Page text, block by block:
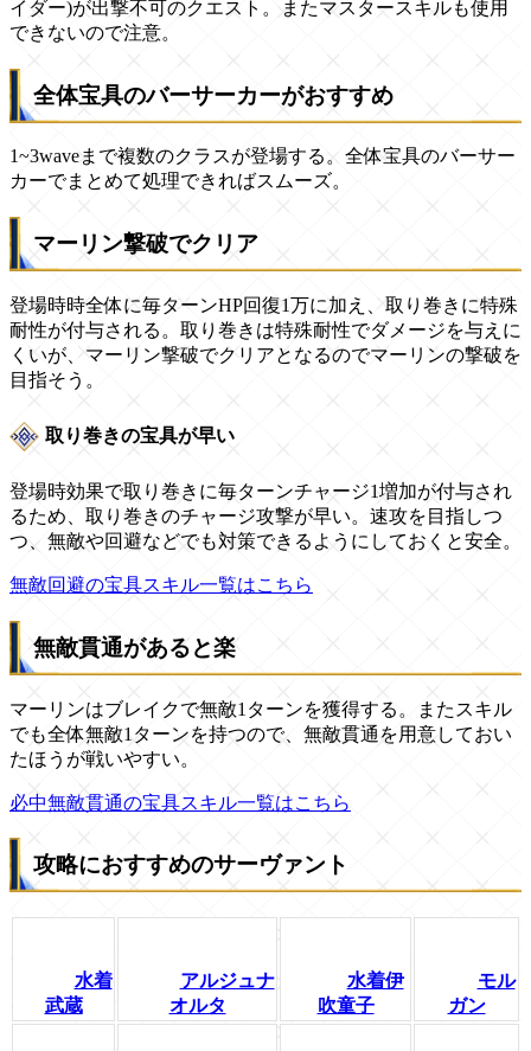
イダー)が出撃不可のクエスト。またマスタースキルも使用
できないので注意。
全体宝具のバーサーカーがおすすめ
1~3waveまで複数のクラスが登場する。全体宝具のバーサー
カーでまとめて処理できればスムーズ。
マーリン撃破でクリア
登場時時全体に毎ターンHP回復1万に加え、取り巻きに特殊
耐性が付与される。取り巻きは特殊耐性でダメージを与えに
くいが、マーリン撃破でクリアとなるのでマーリンの撃破を
目指そう。
取り巻きの宝具が早い
登場時効果で取り巻きに毎ターンチャージ1増加が付与され
るため、取り巻きのチャージ攻撃が早い。速攻を目指しつ
つ、無敵や回避などでも対策できるようにしておくと安全。
無敵回避の宝具スキル一覧はこちら
無敵貫通があると楽
マーリンはブレイクで無敵1ターンを獲得する。またスキル
でも全体無敵1ターンを持つので、無敵貫通を用意しておい
たほうが戦いやすい。
必中無敵貫通の宝具スキル一覧はこちら
攻略におすすめのサーヴァント
水着
武蔵
アルジュナ
オルタ
水着伊
吹童子
モル
ガン